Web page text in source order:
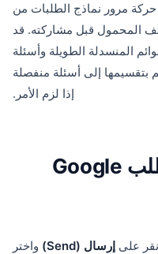
مرور نماذج الطلبات من
المحمول قبل مشاركته. قد
المنسدلة الطويلة وأسئلة
إلى أسئلة منفصلة
إذا لزم الأمر.
كيفية مشاركة نموذج طلب Google
على إرسال (Send)
واختر